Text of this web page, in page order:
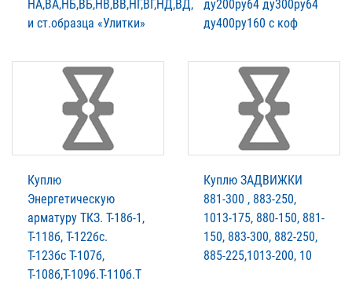
НА,ВА,НБ,ВБ,НВ,ВВ,НГ,ВГ,НД,ВД,
и ст.образца «Улитки»
ду200ру64 ду300ру64
ду400ру160 с коф
Куплю
Энергетическую
арматуру ТКЗ. T-18б-1,
Т-118б, Т-122бс.
Т-123бс Т-107б,
Т-108б,Т-109б.Т-110б.Т
Куплю ЗАДВИЖКИ
881-300 , 883-250,
1013-175, 880-150, 881-
150, 883-300, 882-250,
885-225,1013-200, 10